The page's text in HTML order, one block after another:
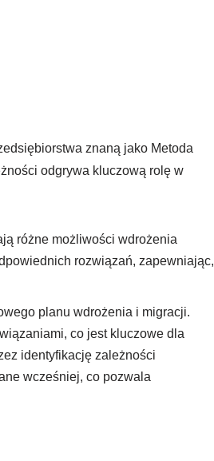
znaną jako Metoda
odgrywa kluczową rolę w
różne możliwości wdrożenia
rozwiązań, zapewniając,
planu wdrożenia i migracji.
co jest kluczowe dla
identyfikację zależności
wcześniej, co pozwala